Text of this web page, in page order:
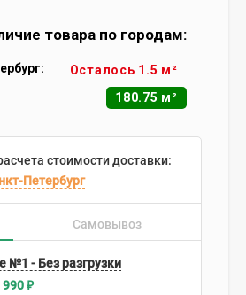
товара по городам:
Осталось 1.5 м²
180.75 м²
стоимости доставки:
Петербург
Самовывоз
№1 - Без разгрузки
990₽